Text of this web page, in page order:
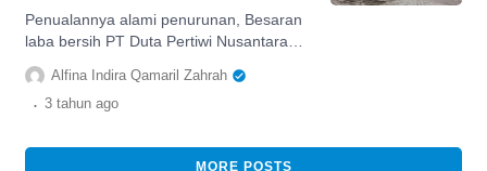
Penualannya alami penurunan, Besaran
laba bersih PT Duta Pertiwi Nusantara
Tbk terjun bebas, berapa beban pokok
penjualannya?
Alfina Indira Qamaril Zahrah
. 3 tahun ago
MORE POSTS